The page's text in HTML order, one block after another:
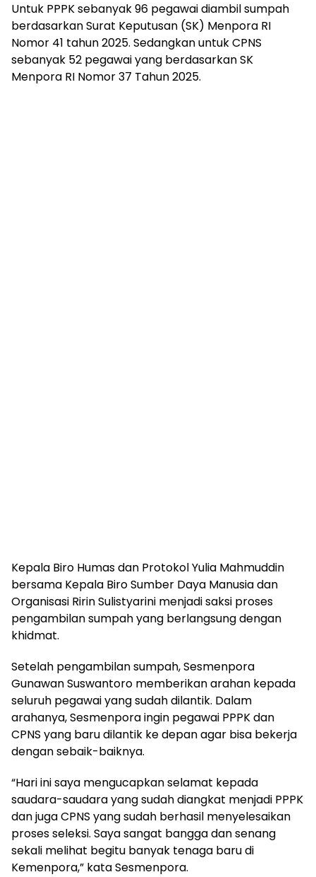
Untuk PPPK sebanyak 96 pegawai diambil sumpah
berdasarkan Surat Keputusan (SK) Menpora RI
Nomor 41 tahun 2025. Sedangkan untuk CPNS
sebanyak 52 pegawai yang berdasarkan SK
Menpora RI Nomor 37 Tahun 2025.
Kepala Biro Humas dan Protokol Yulia Mahmuddin
bersama Kepala Biro Sumber Daya Manusia dan
Organisasi Ririn Sulistyarini menjadi saksi proses
pengambilan sumpah yang berlangsung dengan
khidmat.
Setelah pengambilan sumpah, Sesmenpora
Gunawan Suswantoro memberikan arahan kepada
seluruh pegawai yang sudah dilantik. Dalam
arahanya, Sesmenpora ingin pegawai PPPK dan
CPNS yang baru dilantik ke depan agar bisa bekerja
dengan sebaik-baiknya.
“Hari ini saya mengucapkan selamat kepada
saudara-saudara yang sudah diangkat menjadi PPPK
dan juga CPNS yang sudah berhasil menyelesaikan
proses seleksi. Saya sangat bangga dan senang
sekali melihat begitu banyak tenaga baru di
Kemenpora,” kata Sesmenpora.